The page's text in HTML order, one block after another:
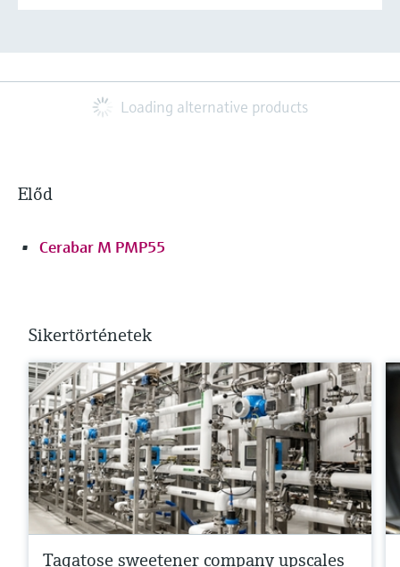
Loading alternative products
Előd
Cerabar M PMP55
Sikertörténetek
Tagatose sweetener company upscales